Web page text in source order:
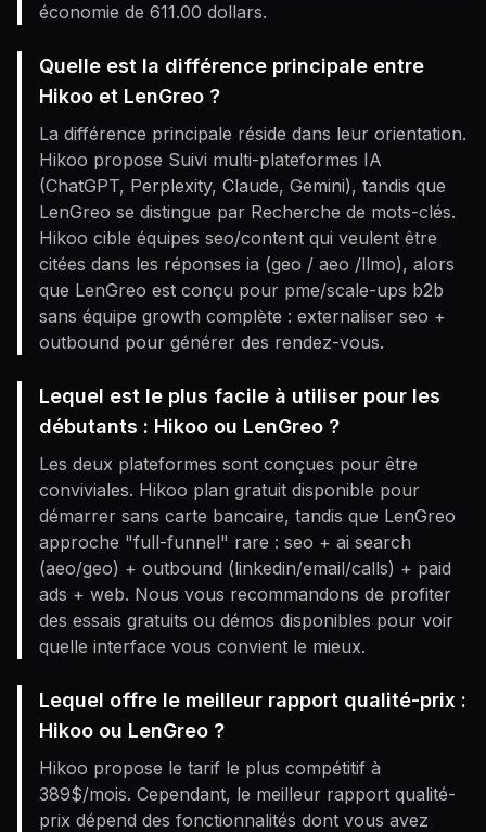
économie de 611.00 dollars.
Quelle est la différence principale entre
Hikoo et LenGreo ?
La différence principale réside dans leur orientation.
Hikoo propose Suivi multi-plateformes IA
(ChatGPT, Perplexity, Claude, Gemini), tandis que
LenGreo se distingue par Recherche de mots-clés.
Hikoo cible équipes seo/content qui veulent être
citées dans les réponses ia (geo / aeo /llmo), alors
que LenGreo est conçu pour pme/scale-ups b2b
sans équipe growth complète : externaliser seo +
outbound pour générer des rendez-vous.
Lequel est le plus facile à utiliser pour les
débutants : Hikoo ou LenGreo ?
Les deux plateformes sont conçues pour être
conviviales. Hikoo plan gratuit disponible pour
démarrer sans carte bancaire, tandis que LenGreo
approche "full-funnel" rare : seo + ai search
(aeo/geo) + outbound (linkedin/email/calls) + paid
ads + web. Nous vous recommandons de profiter
des essais gratuits ou démos disponibles pour voir
quelle interface vous convient le mieux.
Lequel offre le meilleur rapport qualité-prix :
Hikoo ou LenGreo ?
Hikoo propose le tarif le plus compétitif à
389$/mois. Cependant, le meilleur rapport qualité-
prix dépend des fonctionnalités dont vous avez